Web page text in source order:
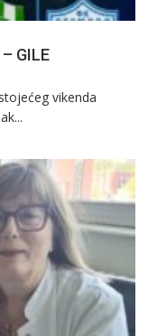
GILE
vikenda